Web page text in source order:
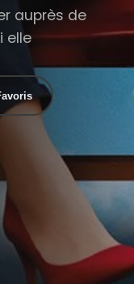
auprès de
elle